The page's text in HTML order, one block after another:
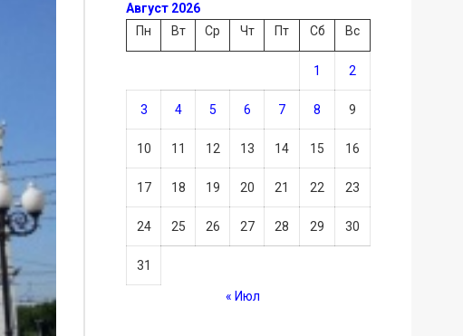
Август 2026
Пн
Вт Ср Чт Пт Сб Вс
1 2
3 4 5 6 7 8 9
10 11 12 13 14 15 16
17 18 19 20 21 22 23
24 25 26 27 28 29 30
31
« Июл